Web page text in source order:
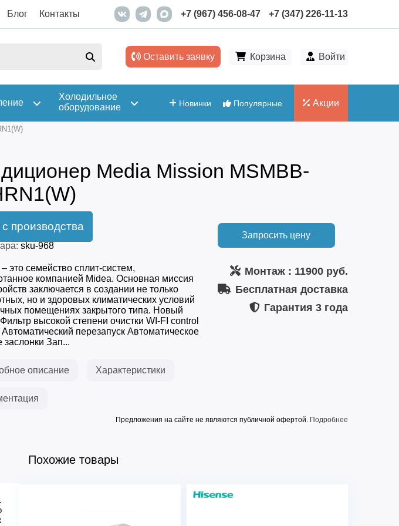
Блог Контакты +7 (967) 456-08-47 +7 (347) 226-11-13
Оставить заявку Корзина Войти
Новинки Популярные Акции
Холодильное
оборудование
Media Mission MSMBB-
sku-968
это семейство сплит-систем,
компанией Midea. Основная миссия
заключается в создании не только
но и здоровых климатических условий
помещениях закрытого типа. Новый
высокой степени очистки WI-FI control
перезапуск Автоматическое
заслонки Зап...
описание Характеристики
Запросить цену
Монтаж: 11900 руб.
Бесплатная доставка
Гарантия 3 года
Предложения на сайте не являются публичной офертой. Подробнее
Похожие товары